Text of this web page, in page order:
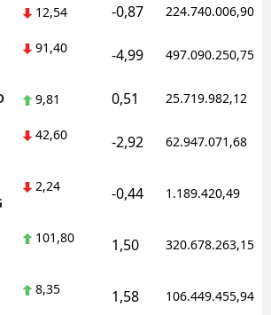
Sinop
Tokat
12,54 -0,87 224.740.006,90
91,40 -4,99 497.090.250,75
9,81 0,51 25.719.982,12
42,60 -2,92 62.947.071,68
2,24 -0,44 1.189.420,49
101,80 1,50 320.678.263,15
8,35 1,58 106.449.455,94